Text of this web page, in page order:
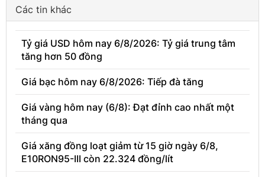
Các tin khác
Tỷ giá USD hôm nay 6/8/2026: Tỷ giá trung tâm
tăng hơn 50 đồng
Giá bạc hôm nay 6/8/2026: Tiếp đà tăng
Giá vàng hôm nay (6/8): Đạt đỉnh cao nhất một
tháng qua
Giá xăng đồng loạt giảm từ 15 giờ ngày 6/8,
E10RON95-III còn 22.324 đồng/lít